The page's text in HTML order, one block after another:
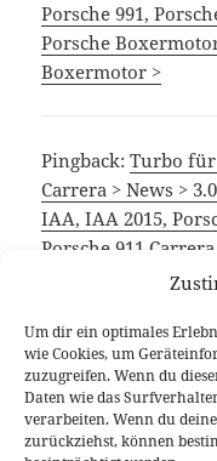
Um dir ein optimales
wie Cookies, um
zuzugreifen. Wenn du
Daten wie das
verarbeiten. Wenn du
zurückziehst, können
Porsche 991,
Porsche
Boxermotor >
Pingback:Turbo für
Carrera > News >
IAA, IAA 2015,
Porsche 911
Preisübersicht,
Die Kommentare
Beitragsnavigation
VORHERIGER